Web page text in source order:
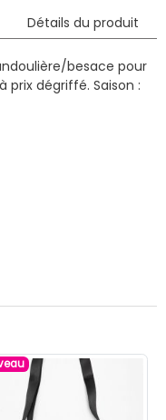
Détails du produit
besace pour
prix dégriffé. Saison :